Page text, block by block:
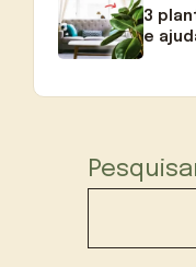
3
e